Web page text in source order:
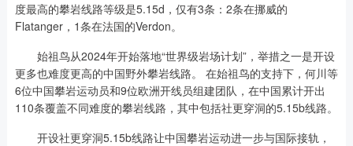
度最高的攀岩线路等级是5.15d，仅有3条：2条在挪威的
Flatanger，1条在法国的Verdon。
始祖鸟从2024年开始落地“世界级岩场计划”，举措之一是开设
更多也难度更高的中国野外攀岩线路。 在始祖鸟的支持下，何川等
6位中国攀岩运动员和9位欧洲开线员组建团队，在中国累计开出
110条覆盖不同难度的攀岩线路，其中包括社更穿洞的5.15b线路。
开设社更穿洞5.15b线路让中国攀岩运动进一步与国际接轨，